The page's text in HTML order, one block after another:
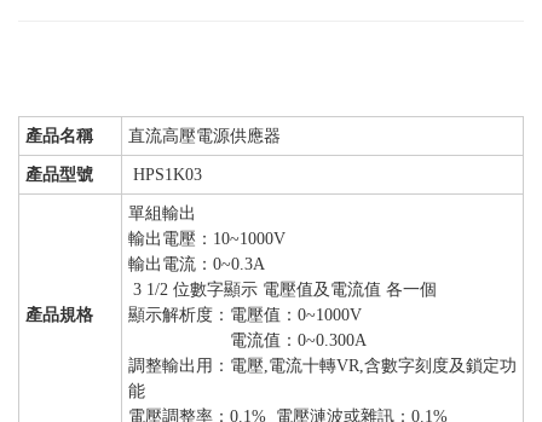
產品名稱 直流高壓電源供應器
產品型號 HPS1K03
產品規格
單組輸出
輸出電壓：10~1000V
輸出電流：0~0.3A
3 1/2 位數字顯示 電壓值及電流值 各一個
顯示解析度：電壓值：0~1000V
電流值：0~0.300A
調整輸出用：電壓,電流十轉VR,含數字刻度及鎖定功
能
電壓調整率：0.1% 電壓漣波或雜訊：0.1%